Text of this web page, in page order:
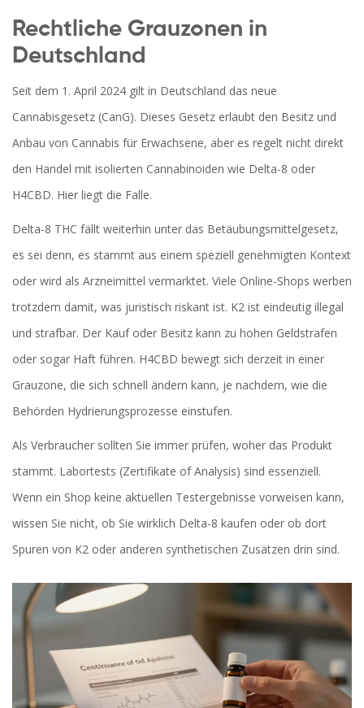
Rechtliche Grauzonen in
Deutschland
Seit dem 1. April 2024 gilt in Deutschland das neue
Cannabisgesetz (CanG). Dieses Gesetz erlaubt den Besitz und
Anbau von Cannabis für Erwachsene, aber es regelt nicht direkt
den Handel mit isolierten Cannabinoiden wie Delta-8 oder
H4CBD. Hier liegt die Falle.
Delta-8 THC fällt weiterhin unter das Betäubungsmittelgesetz,
es sei denn, es stammt aus einem speziell genehmigten Kontext
oder wird als Arzneimittel vermarktet. Viele Online-Shops werben
trotzdem damit, was juristisch riskant ist. K2 ist eindeutig illegal
und strafbar. Der Kauf oder Besitz kann zu hohen Geldstrafen
oder sogar Haft führen. H4CBD bewegt sich derzeit in einer
Grauzone, die sich schnell ändern kann, je nachdem, wie die
Behörden Hydrierungsprozesse einstufen.
Als Verbraucher sollten Sie immer prüfen, woher das Produkt
stammt. Labortests (Zertifikate of Analysis) sind essenziell.
Wenn ein Shop keine aktuellen Testergebnisse vorweisen kann,
wissen Sie nicht, ob Sie wirklich Delta-8 kaufen oder ob dort
Spuren von K2 oder anderen synthetischen Zusätzen drin sind.